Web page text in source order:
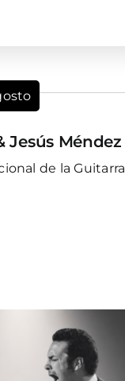
Jesús Méndez
de la Guitarra